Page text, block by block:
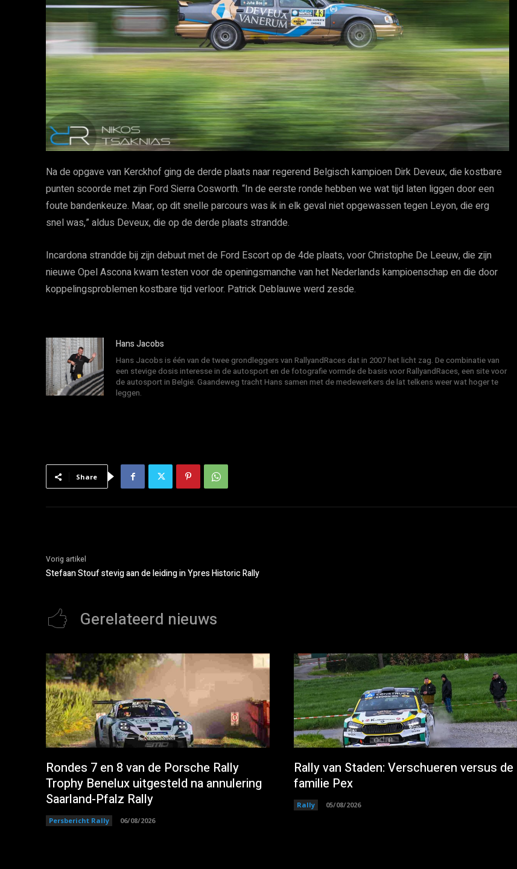
Na de opgave van Kerckhof ging de derde plaats naar regerend Belgisch kampioen Dirk Deveux, die kostbare
punten scoorde met zijn Ford Sierra Cosworth. “In de eerste ronde hebben we wat tijd laten liggen door een
foute bandenkeuze. Maar, op dit snelle parcours was ik in elk geval niet opgewassen tegen Leyon, die erg
snel was,” aldus Deveux, die op de derde plaats strandde.
Incardona strandde bij zijn debuut met de Ford Escort op de 4de plaats, voor Christophe De Leeuw, die zijn
nieuwe Opel Ascona kwam testen voor de openingsmanche van het Nederlands kampioenschap en die door
koppelingsproblemen kostbare tijd verloor. Patrick Deblauwe werd zesde.
Hans Jacobs
Hans Jacobs is één van de twee grondleggers van RallyandRaces dat in 2007 het licht zag. De combinatie van
een stevige dosis interesse in de autosport en de fotografie vormde de basis voor RallyandRaces, een site voor
de autosport in België. Gaandeweg tracht Hans samen met de medewerkers de lat telkens weer wat hoger te
leggen.
Share
Vorig artikel
Stefaan Stouf stevig aan de leiding in Ypres Historic Rally
Gerelateerd nieuws
Rondes 7 en 8 van de Porsche Rally
Trophy Benelux uitgesteld na annulering
Saarland-Pfalz Rally
Persbericht Rally 06/08/2026
Rally van Staden: Verschueren versus de
familie Pex
Rally 05/08/2026